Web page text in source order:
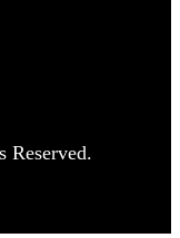
Reserved.